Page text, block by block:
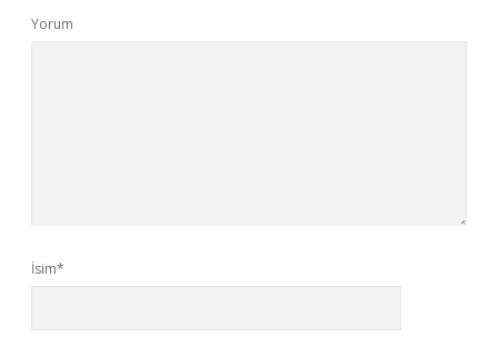
Yorum
İsim*